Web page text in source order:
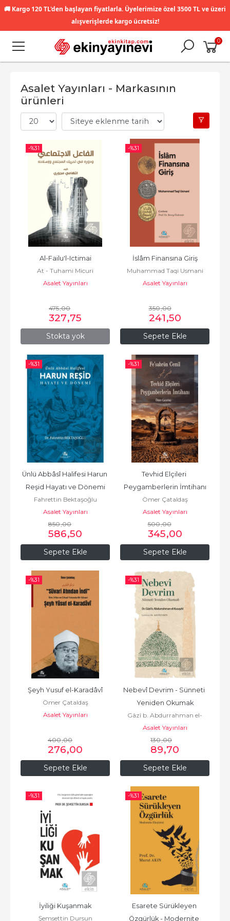
🚚 Kargo 120 TL'den başlayan fiyatlarla. Üyelerimize özel 3500 TL ve üzeri
alışverişlerde kargo ücretsiz!
0
Asalet Yayınları - Markasının
ürünleri
-%31
Stokta yok
Al-Failu'l-Ictimai
At - Tuhami Micuri
Asalet Yayınları
475,00
327,75
-%31
Sepete Ekle
İslâm Finansına Giriş
Muhammad Taqi Usmani
Asalet Yayınları
350,00
241,50
-%31
Sepete Ekle
Ünlü Abbâsî Halifesi Harun
Reşid Hayatı ve Dönemi
Fahrettin Bektaşoğlu
Asalet Yayınları
850,00
586,50
-%31
Sepete Ekle
Tevhid Elçileri
Peygamberlerin İmtihanı
Ömer Çataldaş
Asalet Yayınları
500,00
345,00
-%31
Sepete Ekle
Şeyh Yusuf el-Karadâvî
Ömer Çataldaş
Asalet Yayınları
400,00
276,00
-%31
Sepete Ekle
Nebevî Devrim - Sünneti
Yeniden Okumak
Gâzî b. Abdurrahman el-
Kusaybî
Asalet Yayınları
130,00
89,70
-%31
İyiliği Kuşanmak
Şemsettin Dursun
-%31
Esarete Sürükleyen
Özgürlük - Modernite